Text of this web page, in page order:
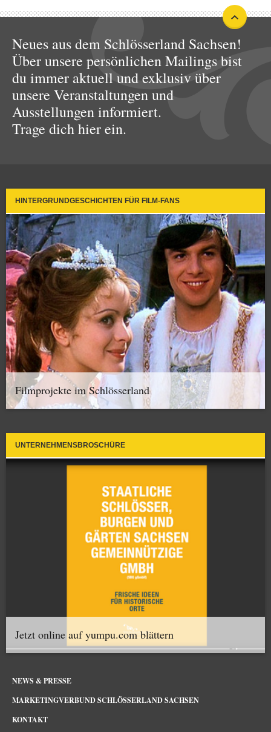
Neues aus dem Schlösserland Sachsen!
Über unsere persönlichen Mailings bist
du immer aktuell und exklusiv über
unsere Veranstaltungen und
Ausstellungen informiert.
Trage dich hier ein.
HINTERGRUNDGESCHICHTEN FÜR FILM-FANS
Filmprojekte im Schlösserland
UNTERNEHMENSBROSCHÜRE
Jetzt online auf yumpu.com blättern
NEWS & PRESSE
MARKETINGVERBUND SCHLÖSSERLAND SACHSEN
KONTAKT